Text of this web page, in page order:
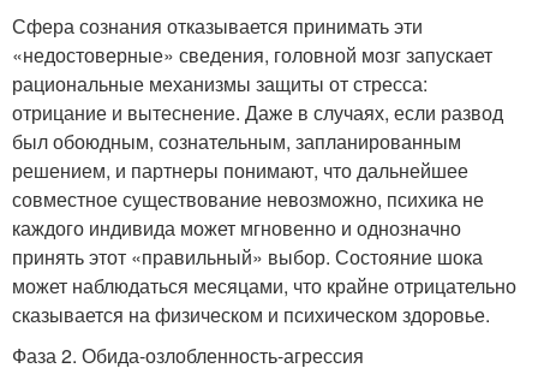
Сфера сознания отказывается принимать эти
«недостоверные» сведения, головной мозг запускает
рациональные механизмы защиты от стресса:
отрицание и вытеснение. Даже в случаях, если развод
был обоюдным, сознательным, запланированным
решением, и партнеры понимают, что дальнейшее
совместное существование невозможно, психика не
каждого индивида может мгновенно и однозначно
принять этот «правильный» выбор. Состояние шока
может наблюдаться месяцами, что крайне отрицательно
сказывается на физическом и психическом здоровье.
Фаза 2. Обида-озлобленность-агрессия